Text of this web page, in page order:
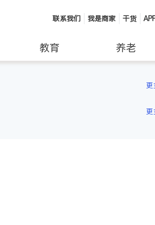
联系我们 我是商家 干货
教育 养老
更
更